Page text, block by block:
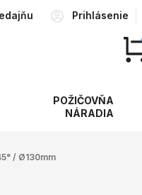
Prihlásenie
POŽIČOVŇA
NÁRADIA
/ Ø130mm